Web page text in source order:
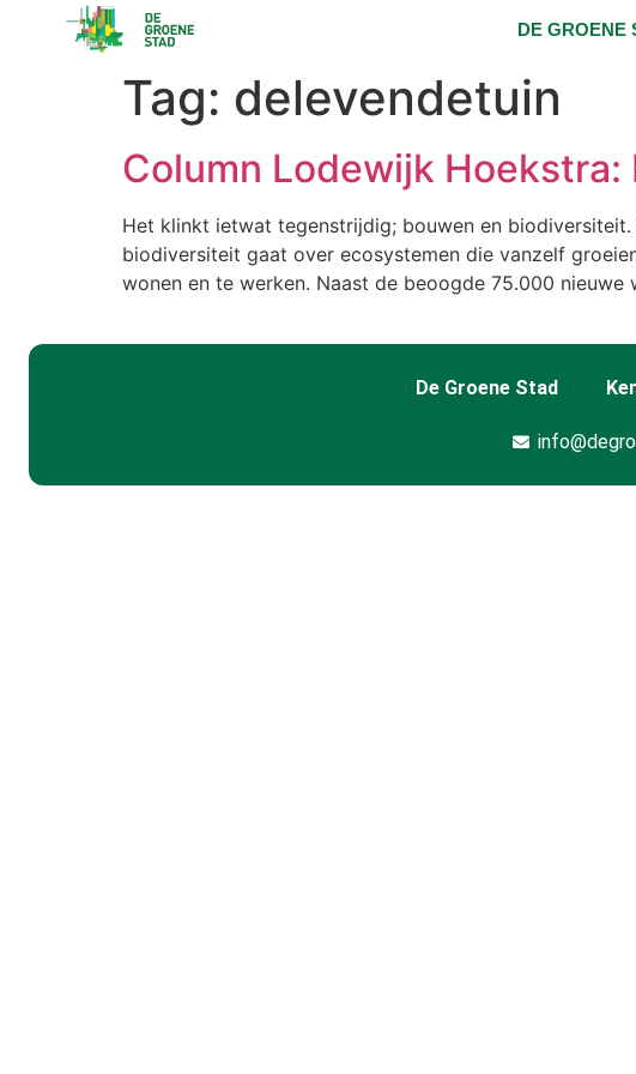
DE GROENE
Tag: delevendetuin
Column Lodewijk
Het klinkt ietwat tegenstrijdig; bouwen en
biodiversiteit gaat over ecosystemen die vanzelf
wonen en te werken. Naast de beoogde 75.000
De Groene Stad